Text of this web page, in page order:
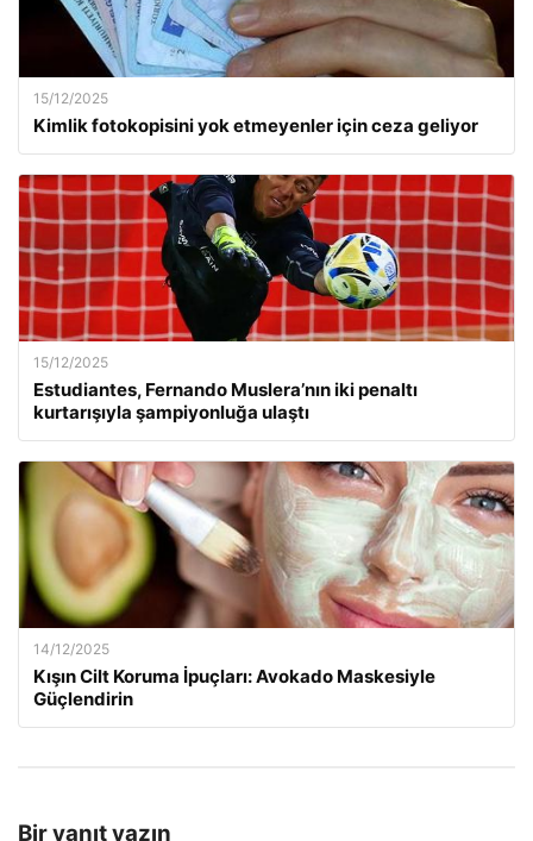
15/12/2025
Kimlik fotokopisini yok etmeyenler için ceza geliyor
15/12/2025
Estudiantes, Fernando Muslera’nın iki penaltı
kurtarışıyla şampiyonluğa ulaştı
14/12/2025
Kışın Cilt Koruma İpuçları: Avokado Maskesiyle
Güçlendirin
Bir yanıt yazın